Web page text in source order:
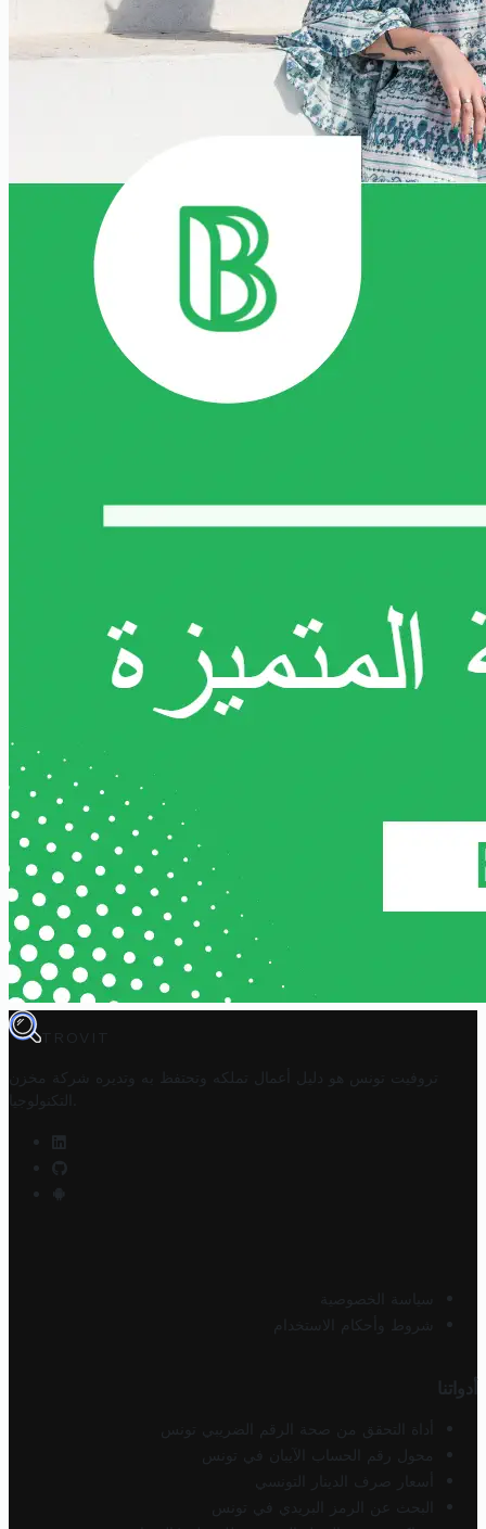
TROVIT
تروفيت تونس هو دليل أعمال تملكه وتحتفظ به وتديره
شركة مخزن
التكنولوجيا
سياسة الخصوصية
شروط وأحكام الاستخدام
أدواتنا
أداة التحقق من صحة الرقم الضريبي تونس
محول رقم الحساب الآيبان في تونس
أسعار صرف الدينار التونسي
البحث عن الرمز البريدي في تونس